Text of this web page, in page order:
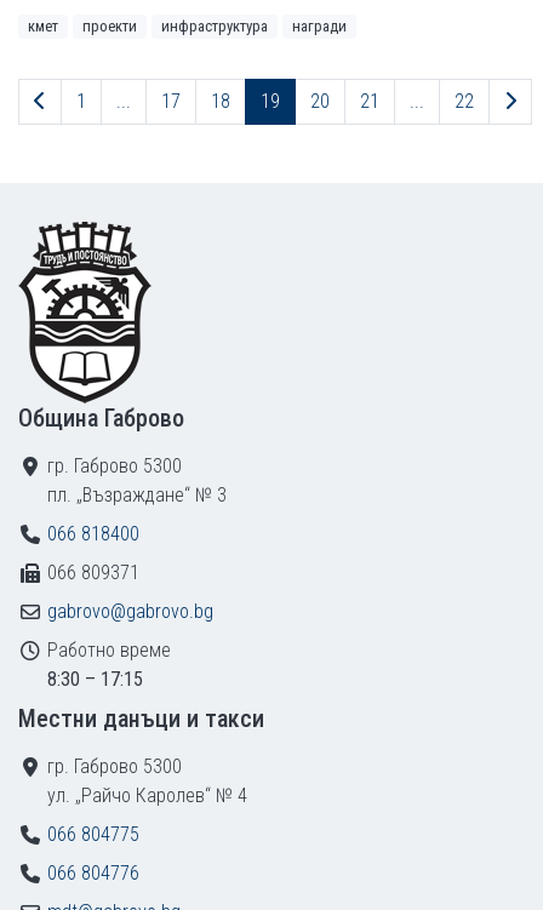
кмет проекти инфраструктура награди
Предходна страница
1 ... 17 18 19 20 21 ... 22
Footer
Община Габрово
гр. Габрово 5300
пл. „Възраждане“ № 3
066 818400
066 809371
gabrovo@gabrovo.bg
Работно време
8:30 – 17:15
Местни данъци и такси
гр. Габрово 5300
ул. „Райчо Каролев“ № 4
066 804775
066 804776